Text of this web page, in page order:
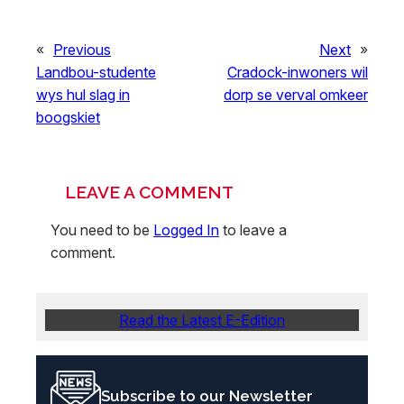
« Previous
Landbou-studente
wys hul slag in
boogskiet
Next »
Cradock-inwoners wil
dorp se verval omkeer
LEAVE A COMMENT
You need to be Logged In to leave a
comment.
Read the Latest E-Edition
Subscribe to our Newsletter